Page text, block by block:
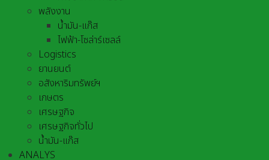
พลังงาน
น้ำมัน-แก๊ส
ไฟฟ้า-โซล่าร์เซลล์
Logistics
ยานยนต์
อสังหาริมทรัพย์ฯ
เกษตร
เศรษฐกิจ
เศรษฐกิจทั่วไป
น้ำมัน-แก๊ส
ANALYS